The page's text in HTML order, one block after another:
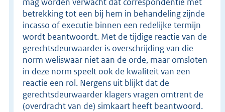
betrekking tot een bij hem in behandeling zijnde
incasso of executie binnen een redelijke termijn
wordt beantwoordt. Met de tijdige reactie van de
gerechtsdeurwaarder is overschrijding van die
norm weliswaar niet aan de orde, maar omsloten
in deze norm speelt ook de kwaliteit van een
reactie een rol. Nergens uit blijkt dat de
gerechtsdeurwaarder klagers vragen omtrent de
(overdracht van de) simkaart heeft beantwoord.